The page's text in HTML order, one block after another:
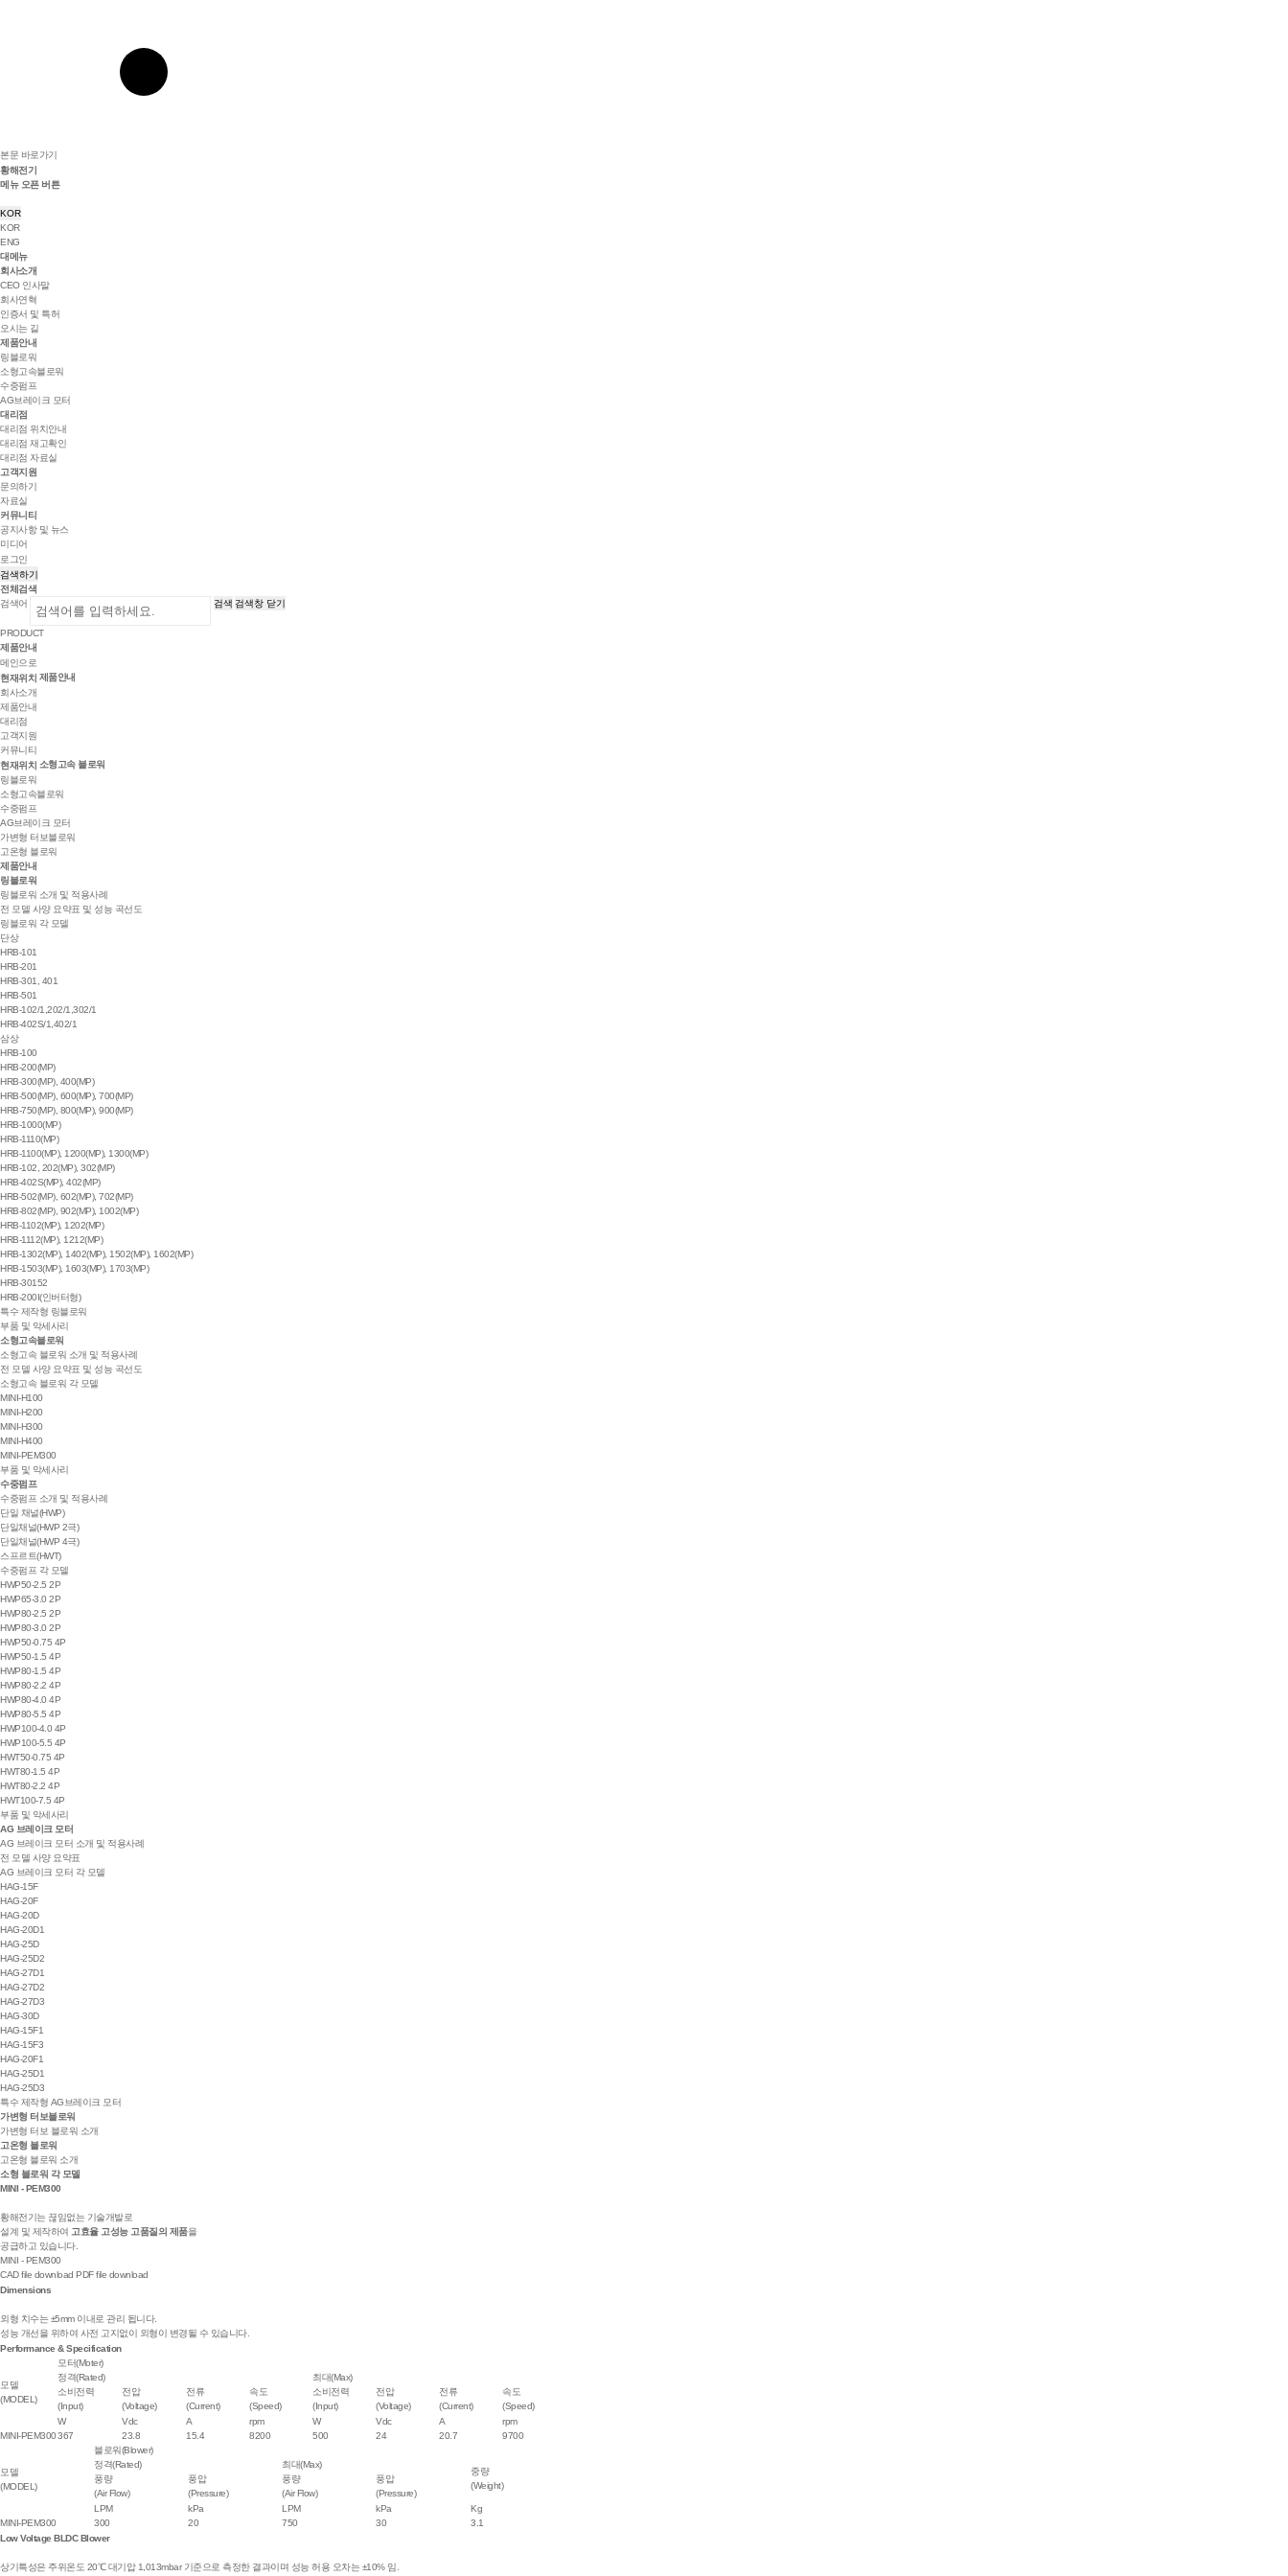
본문 바로가기
황해전기
메뉴 오픈 버튼
KOR
KOR
ENG
대메뉴
회사소개
CEO 인사말
회사연혁
인증서 및 특허
오시는 길
제품안내
링블로워
소형고속블로워
수중펌프
AG브레이크 모터
대리점
대리점 위치안내
대리점 재고확인
대리점 자료실
고객지원
문의하기
자료실
커뮤니티
공지사항 및 뉴스
미디어
로그인
검색하기
전체검색
검색어
검색 검색창 닫기
PRODUCT
제품안내
메인으로
현재위치 제품안내
회사소개
제품안내
대리점
고객지원
커뮤니티
현재위치 소형고속 블로워
링블로워
소형고속블로워
수중펌프
AG브레이크 모터
가변형 터보블로워
고온형 블로워
제품안내
링블로워
링블로워 소개 및 적용사례
전 모델 사양 요약표 및 성능 곡선도
링블로워 각 모델
단상
HRB-101
HRB-201
HRB-301, 401
HRB-501
HRB-102/1,202/1,302/1
HRB-402S/1,402/1
삼상
HRB-100
HRB-200(MP)
HRB-300(MP), 400(MP)
HRB-500(MP), 600(MP), 700(MP)
HRB-750(MP), 800(MP), 900(MP)
HRB-1000(MP)
HRB-1110(MP)
HRB-1100(MP), 1200(MP), 1300(MP)
HRB-102, 202(MP), 302(MP)
HRB-402S(MP), 402(MP)
HRB-502(MP), 602(MP), 702(MP)
HRB-802(MP), 902(MP), 1002(MP)
HRB-1102(MP), 1202(MP)
HRB-1112(MP), 1212(MP)
HRB-1302(MP), 1402(MP), 1502(MP), 1602(MP)
HRB-1503(MP), 1603(MP), 1703(MP)
HRB-30152
HRB-200I(인버터형)
특수 제작형 링블로워
부품 및 악세사리
소형고속블로워
소형고속 블로워 소개 및 적용사례
전 모델 사양 요약표 및 성능 곡선도
소형고속 블로워 각 모델
MINI-H100
MINI-H200
MINI-H300
MINI-H400
MINI-PEM300
부품 및 악세사리
수중펌프
수중펌프 소개 및 적용사례
단일 채널(HWP)
단일채널(HWP 2극)
단일채널(HWP 4극)
스프르트(HWT)
수중펌프 각 모델
HWP50-2.5 2P
HWP65-3.0 2P
HWP80-2.5 2P
HWP80-3.0 2P
HWP50-0.75 4P
HWP50-1.5 4P
HWP80-1.5 4P
HWP80-2.2 4P
HWP80-4.0 4P
HWP80-5.5 4P
HWP100-4.0 4P
HWP100-5.5 4P
HWT50-0.75 4P
HWT80-1.5 4P
HWT80-2.2 4P
HWT100-7.5 4P
부품 및 악세사리
AG 브레이크 모터
AG 브레이크 모터 소개 및 적용사례
전 모델 사양 요약표
AG 브레이크 모터 각 모델
HAG-15F
HAG-20F
HAG-20D
HAG-20D1
HAG-25D
HAG-25D2
HAG-27D1
HAG-27D2
HAG-27D3
HAG-30D
HAG-15F1
HAG-15F3
HAG-20F1
HAG-25D1
HAG-25D3
특수 제작형 AG브레이크 모터
가변형 터보블로워
가변형 터보 블로워 소개
고온형 블로워
고온형 블로워 소개
소형 블로워 각 모델
MINI - PEM300
황해전기는 끊임없는 기술개발로
설계 및 제작하여 고효율 고성능 고품질의 제품을
공급하고 있습니다.
MINI - PEM300
CAD file download PDF file download
Dimensions
외형 치수는 ±5mm 이내로 관리 됩니다.
성능 개선을 위하여 사전 고지없이 외형이 변경될 수 있습니다.
Performance & Specification
모델
(MODEL)
모터(Moter)
정격(Rated)
최대(Max)
소비전력
(Input)
전압
(Voltage)
전류
(Current)
속도
(Speed)
소비전력
(Input)
전압
(Voltage)
전류
(Current)
속도
(Speed)
W
Vdc A rpm W Vdc A
rpm
MINI-PEM300367 23.8 15.4 8200 500 24 20.7 9700
모델
(MODEL)
블로워(Blower)
정격(Rated)
최대(Max)
중량
(Weight)
풍량
(Air Flow)
풍압
(Pressure)
풍량
(Air Flow)
풍압
(Pressure)
LPM
kPa LPM kPa
Kg
MINI-PEM300
300 20 750 30
3.1
Low Voltage BLDC Blower
상기특성은 주위온도 20℃ 대기압 1,013mbar 기준으로 측정한 결과이며 성능 허용 오차는 ±10% 임.